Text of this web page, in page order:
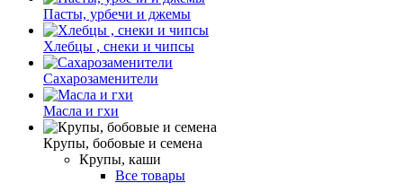
Пасты, урбечи и джемы
Хлебцы , снеки и чипсы
Сахарозаменители
Масла и гхи
Крупы, бобовые и семена
Крупы, каши
Все товары